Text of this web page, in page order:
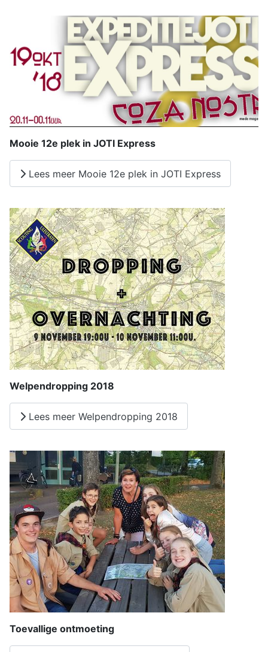
Mooie 12e plek in JOTI Express
Lees meer Mooie 12e plek in JOTI Express
Welpendropping 2018
Lees meer Welpendropping 2018
Toevallige ontmoeting